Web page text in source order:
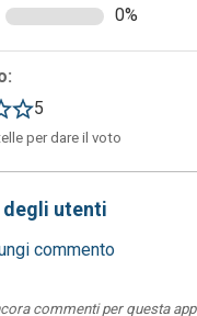
0%
5
per dare il voto
degli utenti
commento
commenti per questa app